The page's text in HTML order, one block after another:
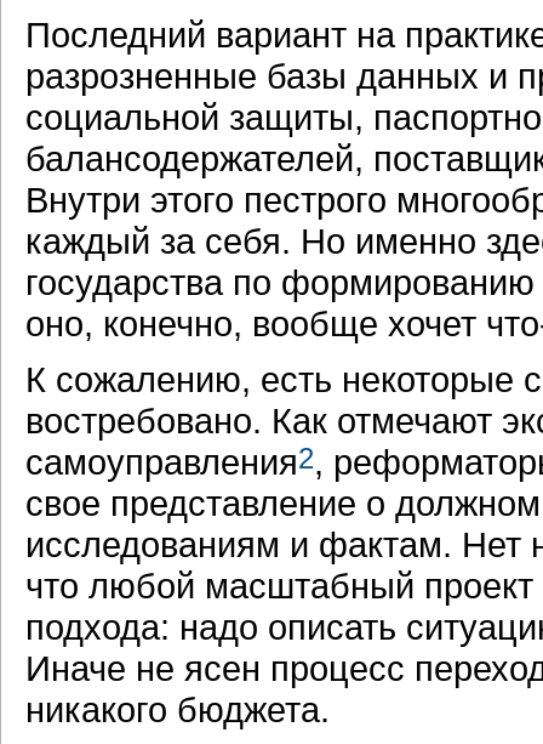
Последний вариант на
разрозненные базы данных и
социальной защиты,
балансодержателей,
Внутри этого пестрого
каждый за себя. Но именно
государства по
оно, конечно, вообще хочет
К сожалению, есть некоторые
востребовано. Как отмечают
самоуправления2,
свое представление о
исследованиям и фактам. Нет
что любой масштабный проект
подхода: надо описать
Иначе не ясен процесс
никакого бюджета.